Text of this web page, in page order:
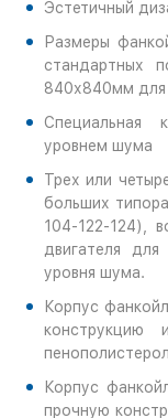
Эстетичный
Размеры
стандартных
840х840мм
Специальная
уровнем шума
Трех или
больших
104-122-124),
двигателя
уровня шума.
Корпус
конструкцию
Корпус
прочную